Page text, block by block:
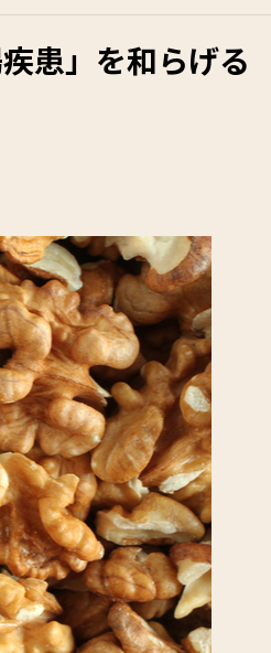
患」を和らげる